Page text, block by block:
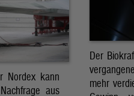
Nordex kann
aus
Der
mehr